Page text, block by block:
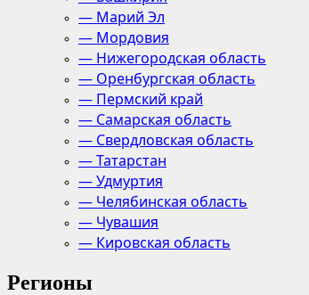
— Марий Эл
— Мордовия
— Нижегородская область
— Оренбургская область
— Пермский край
— Самарская область
— Свердловская область
— Татарстан
— Удмуртия
— Челябинская область
— Чувашия
— Кировская область
Регионы